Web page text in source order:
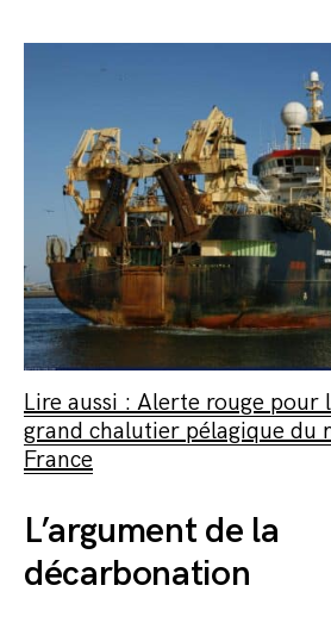
Lire aussi : Alerte rouge pour
grand chalutier pélagique du
France
L’argument de la
décarbonation